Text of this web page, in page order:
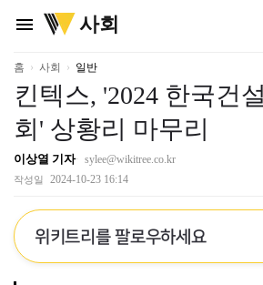
menu
위
키
리
사회
홈 사회 일반
킨텍스, '2024 한국건
회' 상황리 마무리
이상열 기자 sylee@wikitree.co.kr
작성일 2024-10-23 16:14
위키트리를 팔로우하세요